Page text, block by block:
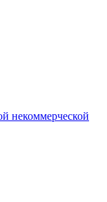
некоммерческой